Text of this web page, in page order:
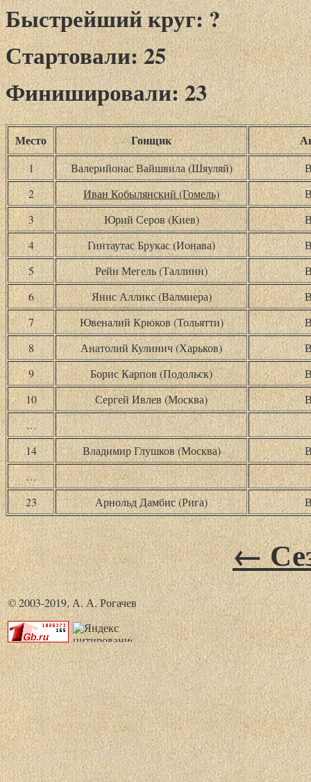
Быстрейший круг: ?
Стартовали: 25
Финишировали: 23
Место Гонщик
1 Валерийонас Вайшвила (Шяуляй)
2
Иван Кобылянский (Гомель)
3
Юрий Серов (Киев)
4
Гинтаутас Брукас (Ионава)
5
Рейн Мегель (Таллинн)
6
Янис Алликс (Валмиера)
7
Ювеналий Крюков (Тольятти)
8
Анатолий Кулинич (Харьков)
9
Борис Карпов (Подольск)
10
Сергей Ивлев (Москва)
…
14
Владимир Глушков (Москва)
…
23
Арнольд Дамбис (Рига)
←